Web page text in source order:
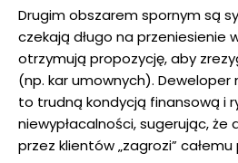
Drugim obszarem spornym są
czekają długo na przeniesienie
otrzymują propozycję, aby
(np. kar umownych).
to trudną kondycją finansową i
niewypłacalności, sugerując,
przez klientów „zagrozi”